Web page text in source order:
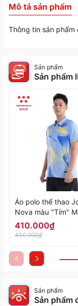
Mô tả sản phẩm
Thông tin sản
Sản phẩm
Sản phẩm
Áo polo thể thao
Nova màu "Tím"
A4197-04 - Hàng
Hãng
410.000₫
450.000₫
Sản phẩm
Sản phẩm